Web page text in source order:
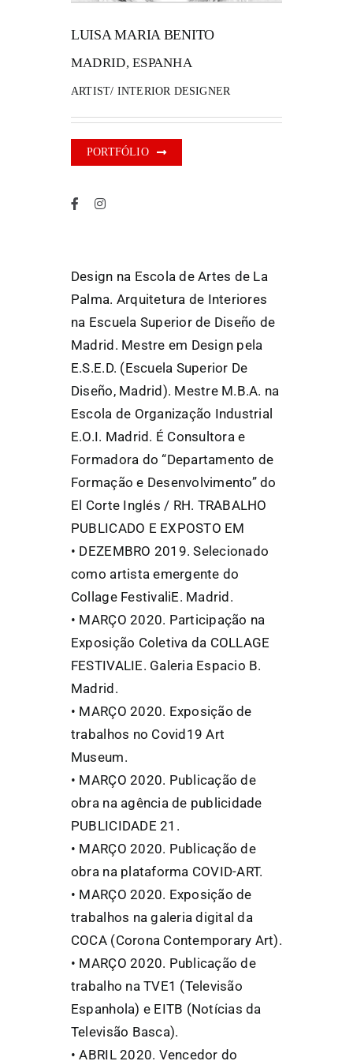
FANZINETECA.PTLUISA MARIA BENITO
MADRID, ESPANHA
ARTIST/ INTERIOR DESIGNER
PORTFÓLIO
Design na Escola de Artes de La
Palma. Arquitetura de Interiores
na Escuela Superior de Diseño de
Madrid. Mestre em Design pela
E.S.E.D. (Escuela Superior De
Diseño, Madrid). Mestre M.B.A. na
Escola de Organização Industrial
E.O.I. Madrid. É Consultora e
Formadora do “Departamento de
Formação e Desenvolvimento” do
El Corte Inglés / RH. TRABALHO
PUBLICADO E EXPOSTO EM
• DEZEMBRO 2019. Selecionado
como artista emergente do
Collage FestivaliE. Madrid.
• MARÇO 2020. Participação na
Exposição Coletiva da COLLAGE
FESTIVALIE. Galeria Espacio B.
Madrid.
• MARÇO 2020. Exposição de
trabalhos no Covid19 Art
Museum.
• MARÇO 2020. Publicação de
obra na agência de publicidade
PUBLICIDADE 21.
• MARÇO 2020. Publicação de
obra na plataforma COVID-ART.
• MARÇO 2020. Exposição de
trabalhos na galeria digital da
COCA (Corona Contemporary Art).
• MARÇO 2020. Publicação de
trabalho na TVE1 (Televisão
Espanhola) e EITB (Notícias da
Televisão Basca).
• ABRIL 2020. Vencedor do